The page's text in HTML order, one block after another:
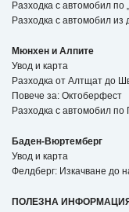
Разходка с автомобил по
Разходка с автомобил
Мюнхен и Алпите
Увод и карта
Разходка от Алтщат до
Повече за: Октоберфест
Разходка с автомобил
Баден-Вюртемберг
Увод и карта
Фелдберг: Изкачване до
ПОЛЕЗНА ИНФОРМАЦИЯ